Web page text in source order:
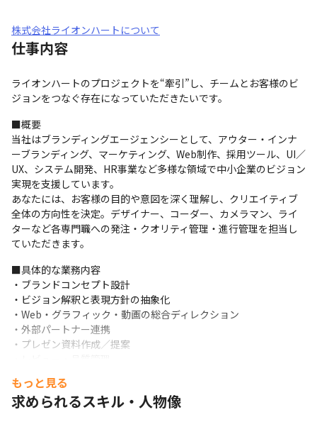
株式会社ライオンハートについて
仕事内容
ライオンハートのプロジェクトを“牽引”し、チームとお客様のビ
ジョンをつなぐ存在になっていただきたいです。
■概要
当社はブランディングエージェンシーとして、アウター・インナ
ーブランディング、マーケティング、Web制作、採用ツール、UI／
UX、システム開発、HR事業など多様な領域で中小企業のビジョン
実現を支援しています。
あなたには、お客様の目的や意図を深く理解し、クリエイティブ
全体の方向性を決定。デザイナー、コーダー、カメラマン、ライ
ターなど各専門職への発注・クオリティ管理・進行管理を担当し
ていただきます。
■具体的な業務内容
・ブランドコンセプト設計
・ビジョン解釈と表現方針の抽象化
・Web・グラフィック・動画の総合ディレクション
・外部パートナー連携
・プレゼン資料作成／提案
■ディレクターの役割
もっと見る
求められるスキル・人物像